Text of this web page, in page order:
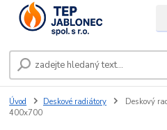
Úvod Deskové radiátory
Deskový
400x700